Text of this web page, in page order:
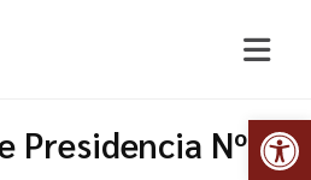
Presidencia Nº